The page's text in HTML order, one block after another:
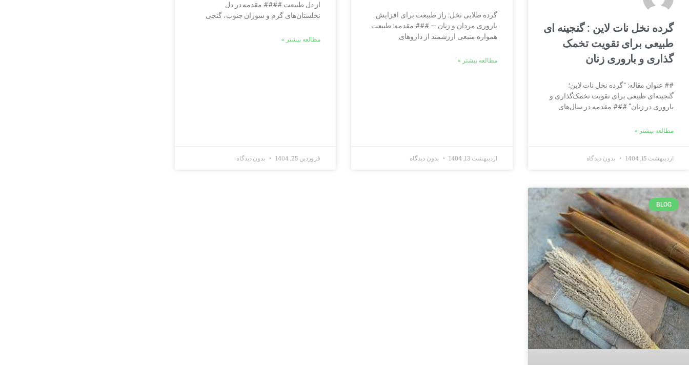
گرده نخل نات لاین : گنجینه ای
طبیعی برای تقویت تخمک
گذاری و باروری زنان
## عنوان مقاله: “گرده نخل نات لاین؛
گنجینه‌ای طبیعی برای تقویت تخمک‌گذاری و
باروری در زنان” ### مقدمه در سال‌های
مطالعه بیشتر »
اردیبهشت 15, 1404 بدون دیدگاه
گرده طلایی نخل: راز طبیعت برای افزایش
باروری مردان و زنان — ### مقدمه: طبیعت
همواره منبعی ارزشمند از داروهای
مطالعه بیشتر »
اردیبهشت 13, 1404 بدون دیدگاه
از دل طبیعت #### مقدمه در دل
نخلستان‌های گرم و سوزان جنوب، گنجی
مطالعه بیشتر »
فروردین 25, 1404 بدون دیدگاه
BLOG